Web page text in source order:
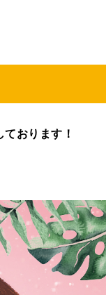
おります！